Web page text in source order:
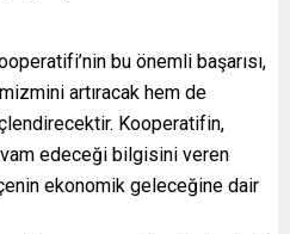
bu önemli başarısı,
artıracak hem de
Kooperatifin,
edeceği bilgisini veren
ekonomik geleceğine dair